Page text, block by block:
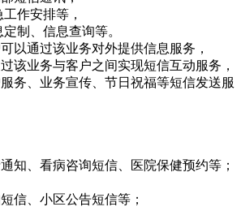
作安排等，
制、信息查询等。
以通过该业务对外提供信息服务，
该业务与客户之间实现短信互动服务，
务、业务宣传、节日祝福等短信发送服
知、看病咨询短信、医院保健预约等；
信、小区公告短信等；